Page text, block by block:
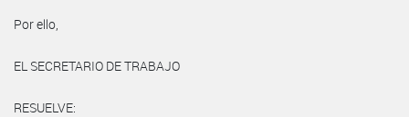
Por ello,
EL SECRETARIO DE TRABAJO
RESUELVE: